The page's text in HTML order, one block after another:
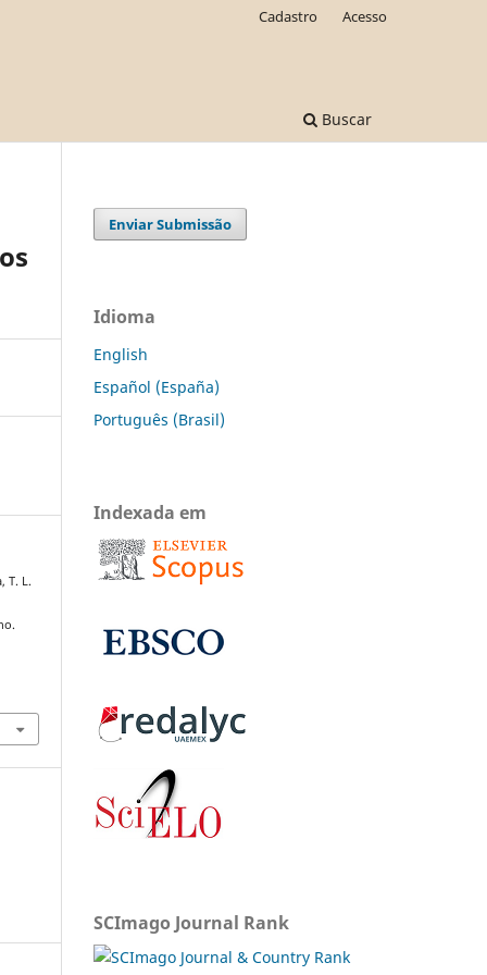
Buscar
Cadastro Acesso
T. L.
Enviar Submissão
Idioma
English
Español (España)
Português (Brasil)
Indexada em
SCImago Journal Rank